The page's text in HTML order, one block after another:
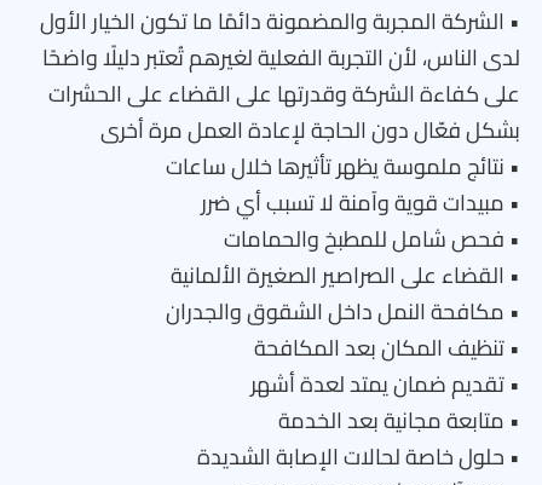
• الشركة المجربة والمضمونة دائمًا ما تكون الخيار الأول
لدى الناس، لأن التجربة الفعلية لغيرهم تُعتبر دليلًا واضحًا
على كفاءة الشركة وقدرتها على القضاء على الحشرات
بشكل فعّال دون الحاجة لإعادة العمل مرة أخرى
• نتائج ملموسة يظهر تأثيرها خلال ساعات
• مبيدات قوية وآمنة لا تسبب أي ضرر
• فحص شامل للمطبخ والحمامات
• القضاء على الصراصير الصغيرة الألمانية
• مكافحة النمل داخل الشقوق والجدران
• تنظيف المكان بعد المكافحة
• تقديم ضمان يمتد لعدة أشهر
• متابعة مجانية بعد الخدمة
• حلول خاصة لحالات الإصابة الشديدة